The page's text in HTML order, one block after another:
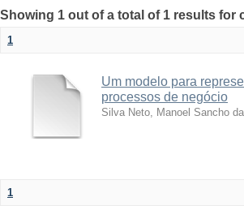
Showing 1 out of a total of 1 results
1
Um modelo para
processos de negócio
Silva Neto, Manoel Sancho da
1